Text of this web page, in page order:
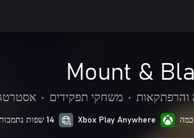
Mount &
והרפתקאות • משחקי תפקידים •
Xbox Play Anywhere 14 שפות נתמכות